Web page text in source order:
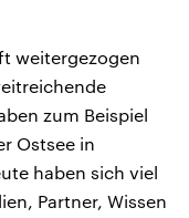
weitergezogen
zum Beispiel
Ostsee in
haben sich viel
Partner, Wissen